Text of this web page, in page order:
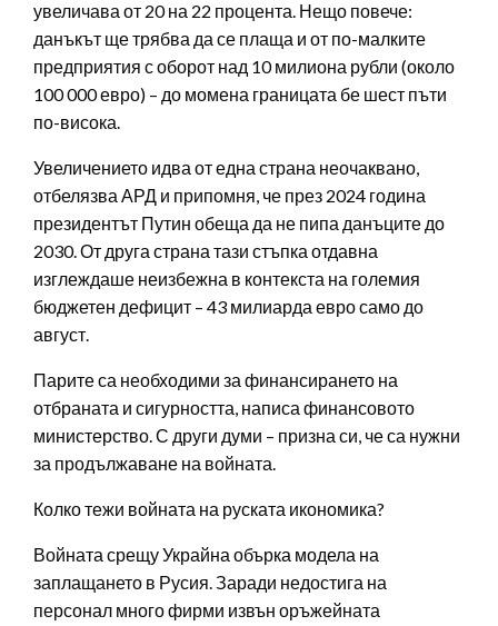
увеличава от 20 на 22 процента. Нещо повече:
данъкът ще трябва да се плаща и от по-малките
предприятия с оборот над 10 милиона рубли (около
100 000 евро) – до момена границата бе шест пъти
по-висока.
Увеличението идва от една страна неочаквано,
отбелязва АРД и припомня, че през 2024 година
президентът Путин обеща да не пипа данъците до
2030. От друга страна тази стъпка отдавна
изглеждаше неизбежна в контекста на големия
бюджетен дефицит – 43 милиарда евро само до
август.
Парите са необходими за финансирането на
отбраната и сигурността, написа финансовото
министерство. С други думи – призна си, че са нужни
за продължаване на войната.
Колко тежи войната на руската икономика?
Войната срещу Украйна обърка модела на
заплащането в Русия. Заради недостига на
персонал много фирми извън оръжейната